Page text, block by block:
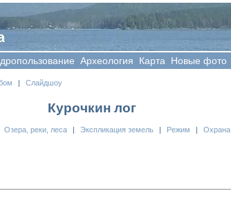
Археология Карта Новые фото
| Слайдшоу
Курочкин лог
Озера, реки, леса Экспликация земель Режим Охрана